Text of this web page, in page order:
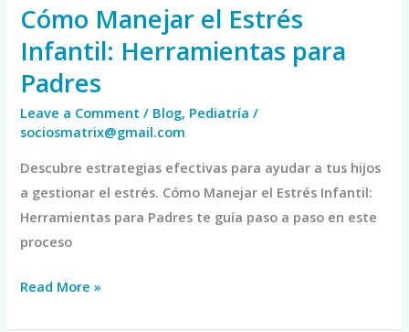
Cómo Manejar el Estrés
Infantil: Herramientas para
Padres
Leave a Comment / Blog, Pediatría /
sociosmatrix@gmail.com
Descubre estrategias efectivas para ayudar a tus hijos
a gestionar el estrés. Cómo Manejar el Estrés Infantil:
Herramientas para Padres te guía paso a paso en este
proceso
Read More »